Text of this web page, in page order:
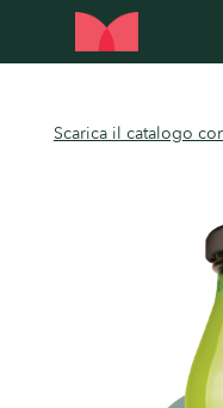
Scarica il catalogo